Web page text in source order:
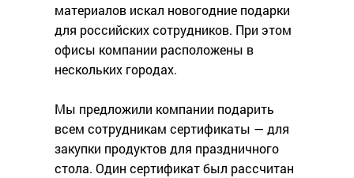
материалов искал новогодние подарки
для российских сотрудников. При этом
офисы компании расположены в
нескольких городах.
Мы предложили компании подарить
всем сотрудникам сертификаты — для
закупки продуктов для праздничного
стола. Один сертификат был рассчитан